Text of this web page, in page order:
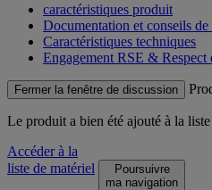
caractéristiques produit
Documentation et conseils de
Caractéristiques techniques
Engagement RSE & Respect
Fermer la fenêtre de discussion
Le produit a bien été ajouté à la
Accéder à la
liste de matériel
Poursuivre
ma navigation